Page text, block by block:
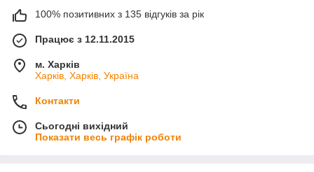
100% позитивних з 135 відгуків за рік
Працює з 12.11.2015
м. Харків
Харків, Харків, Україна
Контакти
Сьогодні вихідний
Показати весь графік роботи